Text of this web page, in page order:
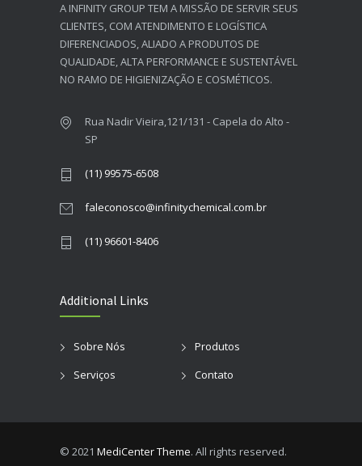
A INFINITY GROUP TEM A MISSÃO DE SERVIR SEUS
CLIENTES, COM ATENDIMENTO E LOGÍSTICA
DIFERENCIADOS, ALIADO A PRODUTOS DE
QUALIDADE, ALTA PERFORMANCE E SUSTENTÁVEL
NO RAMO DE HIGIENIZAÇÃO E COSMÉTICOS.​
Rua Nadir Vieira,121/131 - Capela do Alto -
SP
(11) 99575-6508
faleconosco@infinitychemical.com.br
(11) 96601-8406
Additional Links
Sobre Nós
Produtos
Serviços
Contato
© 2021 MediCenter Theme. All rights reserved.